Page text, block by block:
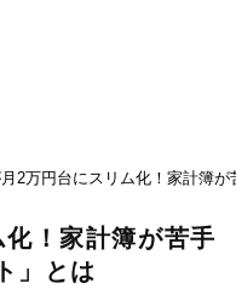
2万円台にスリム化！家計簿
！家計簿が苦手
」とは